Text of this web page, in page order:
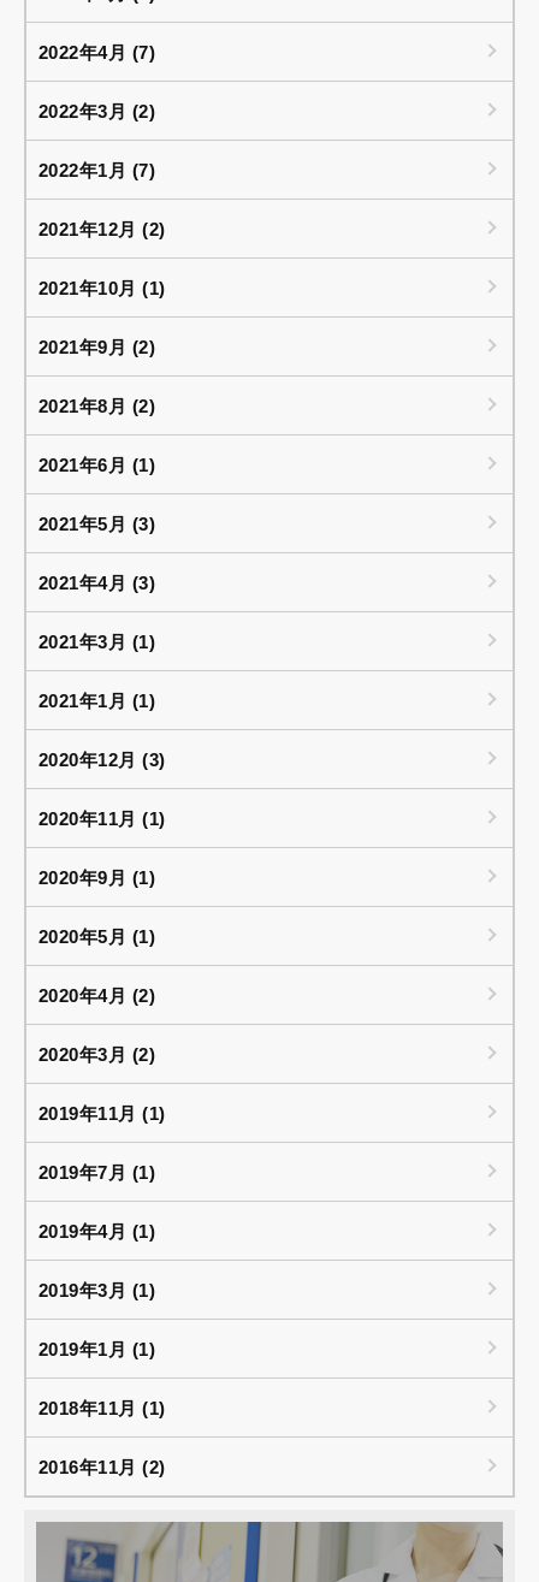
2022年4月 (7)
2022年3月 (2)
2022年1月 (7)
2021年12月 (2)
2021年10月 (1)
2021年9月 (2)
2021年8月 (2)
2021年6月 (1)
2021年5月 (3)
2021年4月 (3)
2021年3月 (1)
2021年1月 (1)
2020年12月 (3)
2020年11月 (1)
2020年9月 (1)
2020年5月 (1)
2020年4月 (2)
2020年3月 (2)
2019年11月 (1)
2019年7月 (1)
2019年4月 (1)
2019年3月 (1)
2019年1月 (1)
2018年11月 (1)
2016年11月 (2)